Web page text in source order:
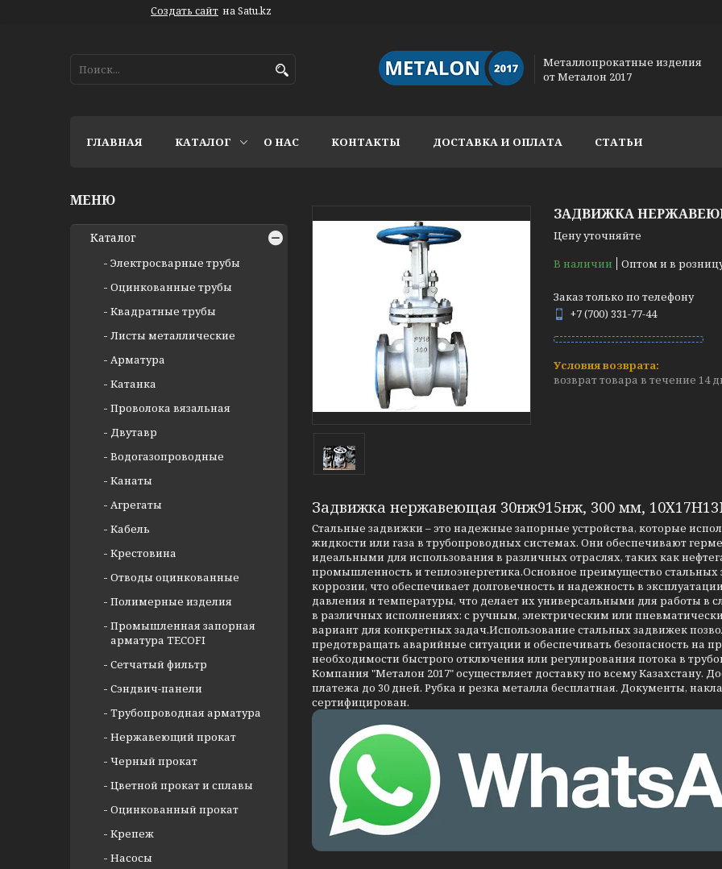
Создать сайт на Satu.kz
Металлопрокатные изделия
от Металон 2017
ГЛАВНАЯ КАТАЛОГ О НАС КОНТАКТЫ ДОСТАВКА И ОПЛАТА СТАТЬИ
ЗАДВИЖКА
Цену уточняйте
В наличии
Оптом и в
Заказ только по телефону
+7 (700) 331-77-44
возврат товара в течение 14
Задвижка нержавеющая 30нж915нж, 300 мм,
Стальные задвижки – это надежные запорные устройства, которые
жидкости или газа в трубопроводных системах. Они обеспечивают
идеальными для использования в различных отраслях, таких как
промышленность и теплоэнергетика.Основное преимущество стальных
коррозии, что обеспечивает долговечность и надежность в
давления и температуры, что делает их универсальными для работы в
в различных исполнениях: с ручным, электрическим или
вариант для конкретных задач.Использование стальных задвижек
предотвращать аварийные ситуации и обеспечивать безопасность
необходимости быстрого отключения или регулирования потока в
Компания "Металон 2017" осуществляет доставку по всему Казахстану.
платежа до 30 дней. Рубка и резка металла бесплатная. Документы,
сертифицирован.
Каталог
Электросварные трубы
Оцинкованные трубы
Квадратные трубы
Листы металлические
Арматура
Катанка
Проволока вязальная
Двутавр
Водогазопроводные
Канаты
Агрегаты
Кабель
Крестовина
Отводы оцинкованные
Полимерные изделия
Промышленная запорная
арматура TECOFI
Сетчатый фильтр
Сэндвич-панели
Трубопроводная арматура
Нержавеющий прокат
Черный прокат
Цветной прокат и сплавы
Оцинкованный прокат
Крепеж
Насосы